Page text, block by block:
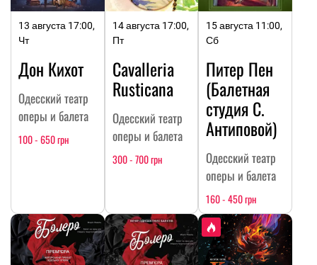
13 августа 17:00,
Чт
Дон Кихот
Одесский театр
оперы и балета
100 - 650 грн
14 августа 17:00,
Пт
Cavalleria
Rusticana
Одесский театр
оперы и балета
300 - 700 грн
15 августа 11:00,
Сб
Питер Пен
(Балетная
студия С.
Антиповой)
Одесский театр
оперы и балета
160 - 450 грн